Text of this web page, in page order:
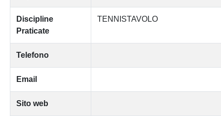
Discipline
Praticate
TENNISTAVOLO
Telefono
Email
Sito web